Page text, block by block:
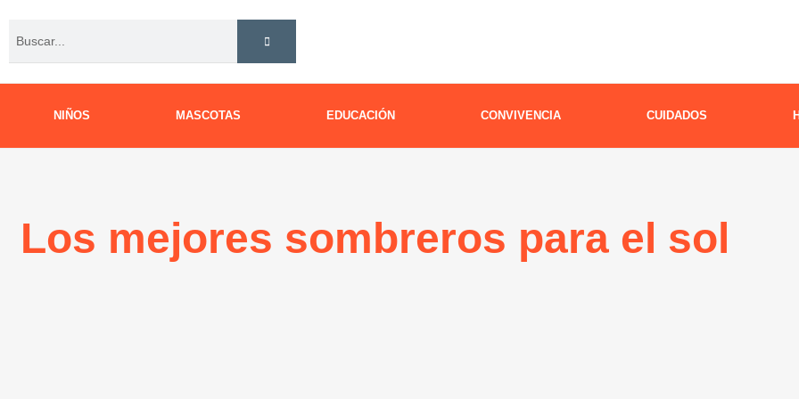
contenido
NIÑOS MASCOTAS EDUCACIÓN CONVIVENCIA CUIDADOS
Los mejores sombreros para el sol